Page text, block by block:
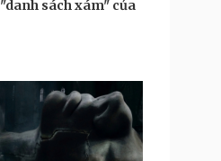
sách xám" của